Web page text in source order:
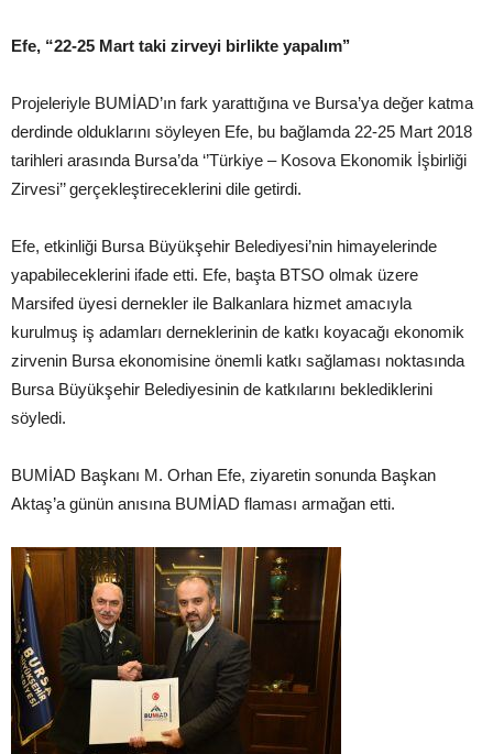
Efe, “22-25 Mart taki zirveyi birlikte yapalım’’
Projeleriyle BUMİAD’ın fark yarattığına ve Bursa’ya değer katma
derdinde olduklarını söyleyen Efe, bu bağlamda 22-25 Mart 2018
tarihleri arasında Bursa’da ‘’Türkiye – Kosova Ekonomik İşbirliği
Zirvesi’’ gerçekleştireceklerini dile getirdi.
Efe, etkinliği Bursa Büyükşehir Belediyesi’nin himayelerinde
yapabileceklerini ifade etti. Efe, başta BTSO olmak üzere
Marsifed üyesi dernekler ile Balkanlara hizmet amacıyla
kurulmuş iş adamları derneklerinin de katkı koyacağı ekonomik
zirvenin Bursa ekonomisine önemli katkı sağlaması noktasında
Bursa Büyükşehir Belediyesinin de katkılarını beklediklerini
söyledi.
BUMİAD Başkanı M. Orhan Efe, ziyaretin sonunda Başkan
Aktaş’a günün anısına BUMİAD flaması armağan etti.